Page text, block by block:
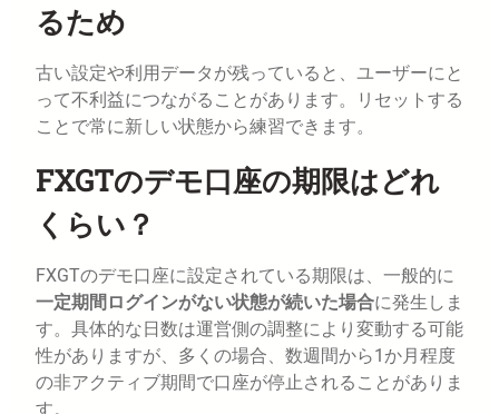
るため
古い設定や利用データが残っていると、ユーザーにと
って不利益につながることがあります。リセットする
ことで常に新しい状態から練習できます。
FXGTのデモ口座の期限はどれ
くらい？
FXGTのデモ口座に設定されている期限は、一般的に
一定期間ログインがない状態が続いた場合に発生しま
す。具体的な日数は運営側の調整により変動する可能
性がありますが、多くの場合、数週間から1か月程度
の非アクティブ期間で口座が停止されることがありま
す。